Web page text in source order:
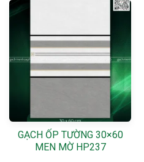
GẠCH ỐP TƯỜNG 30×60
MEN MỜ HP237